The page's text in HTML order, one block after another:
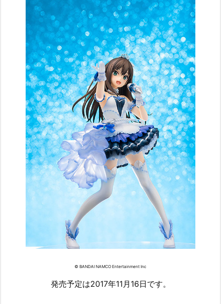
© BANDAI NAMCO Entertainment Inc
発売予定は2017年11月16日です。